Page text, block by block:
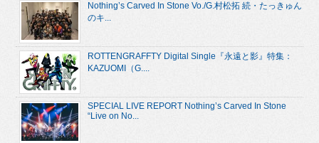
Nothing’s Carved In Stone Vo./G.村松拓 続・たっきゅん
のキ...
ROTTENGRAFFTY Digital Single『永遠と影』特集：
KAZUOMI（G....
SPECIAL LIVE REPORT Nothing’s Carved In Stone
“Live on No...